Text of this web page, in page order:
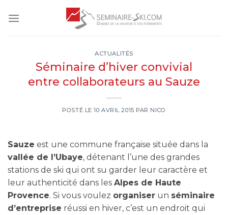
ACTUALITÉS
Séminaire d’hiver convivial
entre collaborateurs au Sauze
POSTÉ LE10 AVRIL 2015 PAR NICO
Sauze est une commune française située dans la
vallée de l’Ubaye, détenant l’une des grandes
stations de ski qui ont su garder leur caractère et
leur authenticité dans les Alpes de Haute
Provence. Si vous voulez organiser un séminaire
d’entreprise réussi en hiver, c’est un endroit qui